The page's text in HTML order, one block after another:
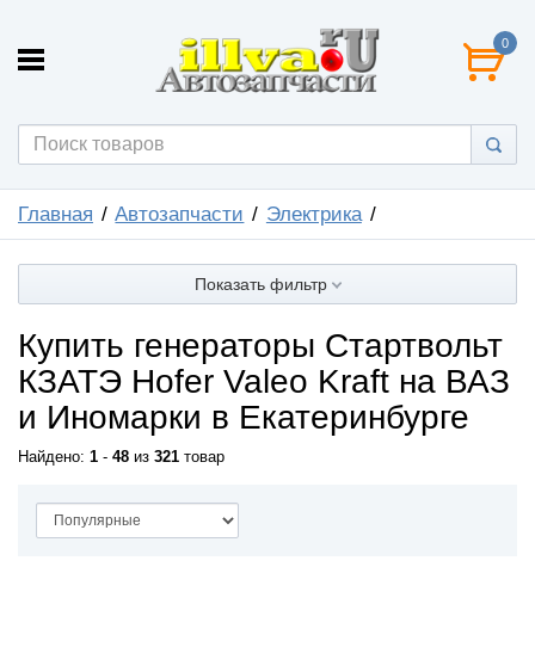
0
Главная Автозапчасти Электрика
Показать фильтр
Купить генераторы Стартвольт
КЗАТЭ Hofer Valeo Kraft на ВАЗ
и Иномарки в Екатеринбурге
Найдено: 1 - 48 из 321 товар